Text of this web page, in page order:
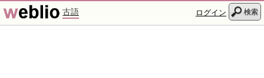
古語 ログイン 検索